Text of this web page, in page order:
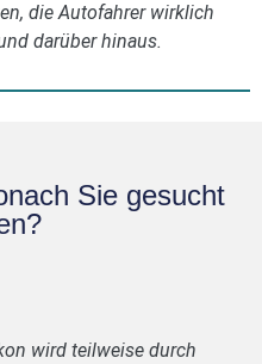
die Autofahrer wirklich
darüber hinaus.
Sie gesucht
wird teilweise durch